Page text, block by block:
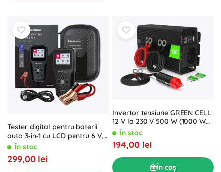
Tester digital pentru baterii
auto 3‑în‑1 cu LCD pentru 6 V,
12 V și 24 V, 30–200 Ah
În stoc
299,00 lei
Invertor tensiune GREEN CELL
12 V la 230 V 500 W (1000 W
vârf) – undă sinusoidală
modificată
În stoc
194,00 lei
În coș